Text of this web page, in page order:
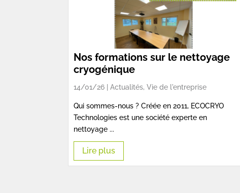
Nos formations sur le nettoyage
cryogénique
14/01/26 |Actualités, Vie de l'entreprise
Qui sommes-nous ? Créée en 2011, ECOCRYO
Technologies est une société experte en
nettoyage ...
Lire plus